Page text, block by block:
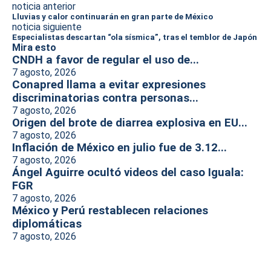
noticia anterior
Lluvias y calor continuarán en gran parte de México
noticia siguiente
Especialistas descartan “ola sísmica”, tras el temblor de Japón
Mira esto
CNDH a favor de regular el uso de...
7 agosto, 2026
Conapred llama a evitar expresiones
discriminatorias contra personas...
7 agosto, 2026
Origen del brote de diarrea explosiva en EU...
7 agosto, 2026
Inflación de México en julio fue de 3.12...
7 agosto, 2026
Ángel Aguirre ocultó videos del caso Iguala:
FGR
7 agosto, 2026
México y Perú restablecen relaciones
diplomáticas
7 agosto, 2026